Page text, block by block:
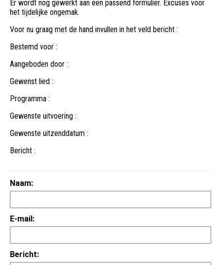
Er wordt nog gewerkt aan een passend formulier. Excuses voor
het tijdelijke ongemak.
Voor nu graag met de hand invullen in het veld bericht :
Bestemd voor :
Aangeboden door :
Gewenst lied :
Programma :
Gewenste uitvoering :
Gewenste uitzenddatum :
Bericht :